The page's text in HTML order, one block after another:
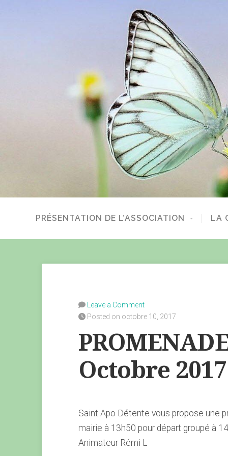
PRÉSENTATION DE L’ASSOCIATION LA
Leave a Comment
Posted on octobre 10, 2017
Octobre 2017
Saint Apo Détente vous propose une
mairie à 13h50 pour départ groupé à
Animateur Rémi L